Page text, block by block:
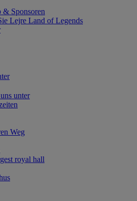
& Sponsoren
Lejre Land of Legends
unter
Weg
royal hall